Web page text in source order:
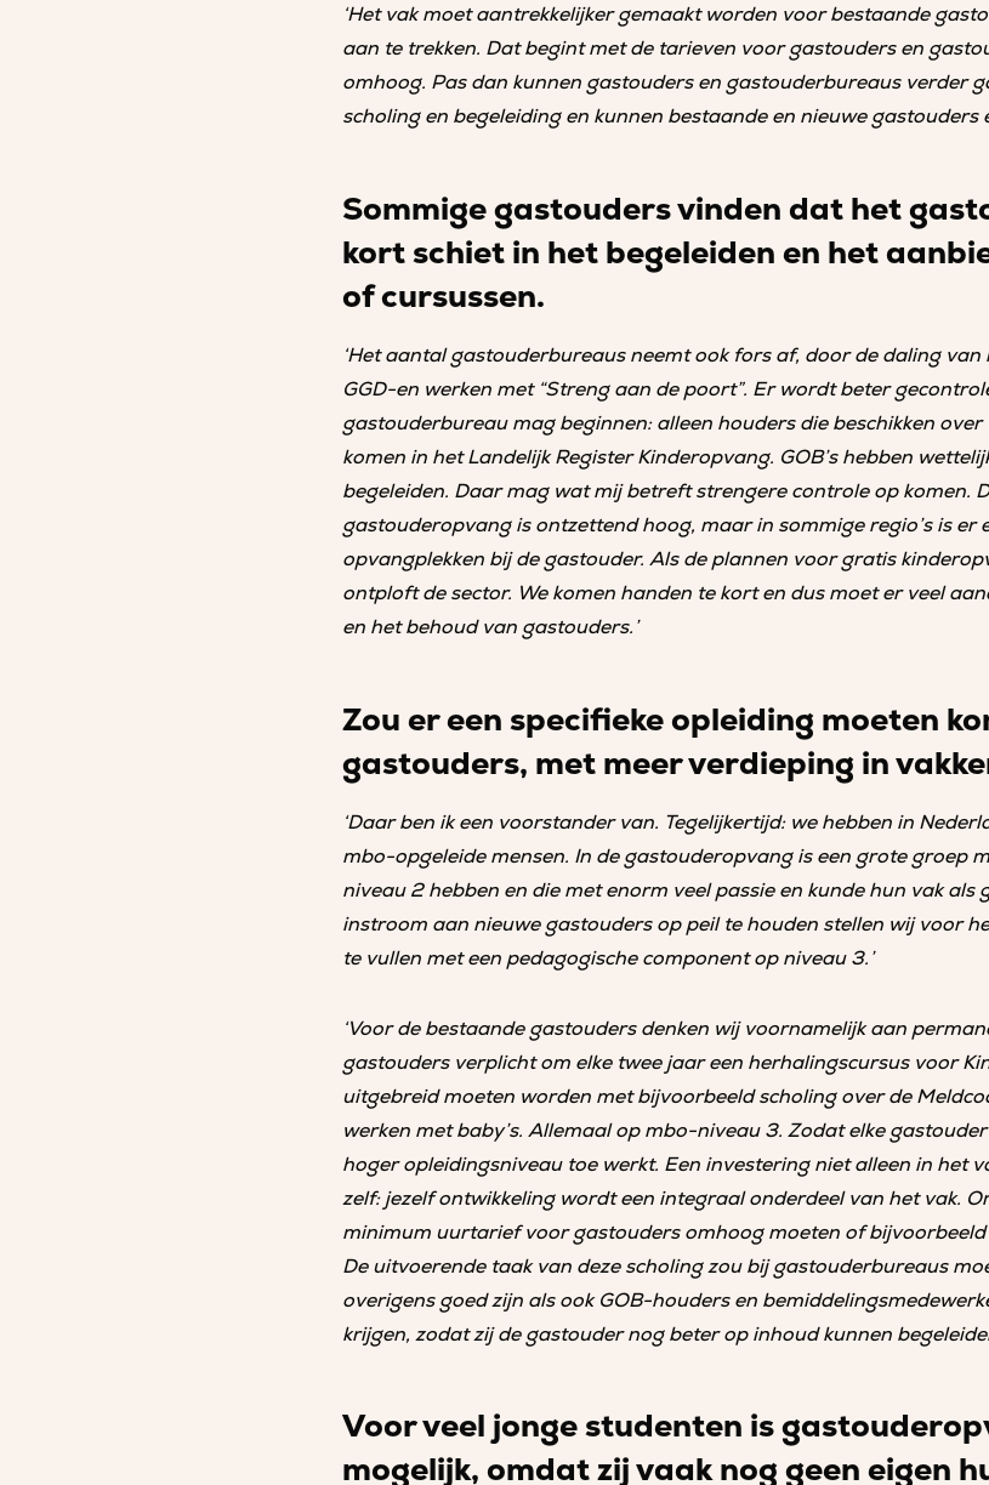
‘Het vak moet aantrekkelijker gemaakt worden voor bestaande
aan te trekken. Dat begint met de tarieven voor gastouders en
omhoog. Pas dan kunnen gastouders en gastouderbureaus verder
scholing en begeleiding en kunnen bestaande en nieuwe gastouders
Sommige gastouders vinden dat het
kort schiet in het begeleiden en het
of cursussen.
‘Het aantal gastouderbureaus neemt ook fors af, door de daling
GGD-en werken met “Streng aan de poort”. Er wordt beter
gastouderbureau mag beginnen: alleen houders die beschikken over
komen in het Landelijk Register Kinderopvang. GOB’s hebben
begeleiden. Daar mag wat mij betreft strengere controle op komen.
gastouderopvang is ontzettend hoog, maar in sommige regio’s is er
opvangplekken bij de gastouder. Als de plannen voor gratis
ontploft de sector. We komen handen te kort en dus moet er veel
en het behoud van gastouders.’
Zou er een specifieke opleiding moeten
gastouders, met meer verdieping in
‘Daar ben ik een voorstander van. Tegelijkertijd: we hebben in
mbo-opgeleide mensen. In de gastouderopvang is een grote groep
niveau 2 hebben en die met enorm veel passie en kunde hun vak als
instroom aan nieuwe gastouders op peil te houden stellen wij voor
te vullen met een pedagogische component op niveau 3.’
‘Voor de bestaande gastouders denken wij voornamelijk aan
gastouders verplicht om elke twee jaar een herhalingscursus voor
uitgebreid moeten worden met bijvoorbeeld scholing over de
werken met baby’s. Allemaal op mbo-niveau 3. Zodat elke
hoger opleidingsniveau toe werkt. Een investering niet alleen in het
zelf: jezelf ontwikkeling wordt een integraal onderdeel van het vak.
minimum uurtarief voor gastouders omhoog moeten of bijvoorbeeld
De uitvoerende taak van deze scholing zou bij gastouderbureaus
overigens goed zijn als ook GOB-houders en
krijgen, zodat zij de gastouder nog beter op inhoud kunnen
Voor veel jonge studenten is
mogelijk, omdat zij vaak nog geen eigen